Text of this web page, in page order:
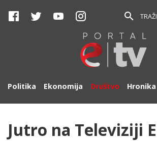
TRAŽI
Politika Ekonomija Društvo Hronika
Jutro na Televiziji E